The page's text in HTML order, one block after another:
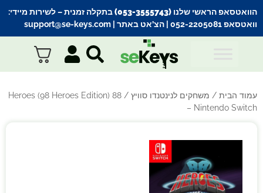
הוואטסאפ הראשי שלנו (053-3555743) בתקלה זמנית
– לשירות מיידי:
וואטסאפ 052-2205081
| הצ’אט באתר | support@se-keys.com
עמוד הבית / משחקים לנינטנדו סוויץ
/ 88 Heroes (98 Heroes Edition)
– Nintendo Switch